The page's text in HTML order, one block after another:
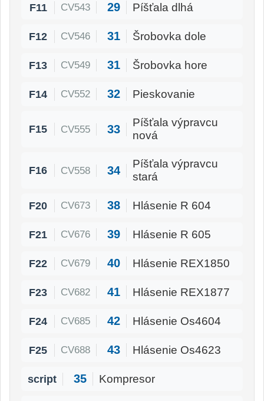
F11 CV543 29 Píšťala dlhá
F12 CV546 31 Šrobovka dole
F13 CV549 31 Šrobovka hore
F14 CV552 32 Pieskovanie
F15 CV555 33
Píšťala výpravcu
nová
F16 CV558 34
Píšťala výpravcu
stará
F20 CV673 38 Hlásenie R 604
F21 CV676 39 Hlásenie R 605
F22 CV679 40 Hlásenie REX1850
F23 CV682 41 Hlásenie REX1877
F24 CV685 42 Hlásenie Os4604
F25 CV688 43 Hlásenie Os4623
script 35 Kompresor